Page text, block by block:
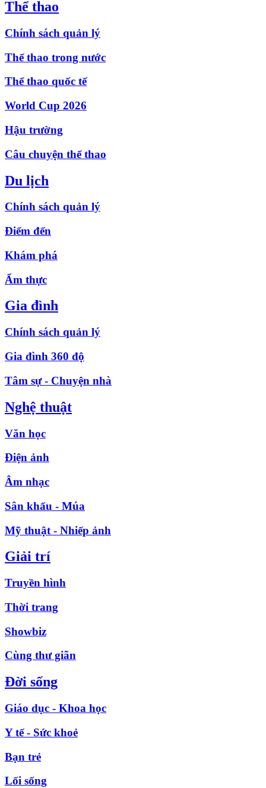
Thể thao
Chính sách quản lý
Thể thao trong nước
Thể thao quốc tế
World Cup 2026
Hậu trường
Câu chuyện thể thao
Du lịch
Chính sách quản lý
Điểm đến
Khám phá
Ẩm thực
Gia đình
Chính sách quản lý
Gia đình 360 độ
Tâm sự - Chuyện nhà
Nghệ thuật
Văn học
Điện ảnh
Âm nhạc
Sân khấu - Múa
Mỹ thuật - Nhiếp ảnh
Giải trí
Truyền hình
Thời trang
Showbiz
Cùng thư giãn
Đời sống
Giáo dục - Khoa học
Y tế - Sức khoẻ
Bạn trẻ
Lối sống